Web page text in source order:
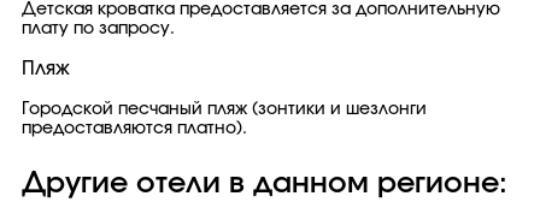
Детская кроватка предоставляется за дополнительную
плату по запросу.
Пляж
Городской песчаный пляж (зонтики и шезлонги
предоставляются платно).
Другие отели в данном регионе: